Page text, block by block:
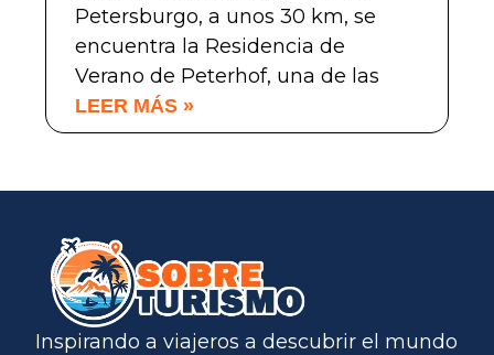
Petersburgo, a unos 30 km, se
encuentra la Residencia de
Verano de Peterhof, una de las
LEER MÁS »
Inspirando a viajeros a descubrir el mundo